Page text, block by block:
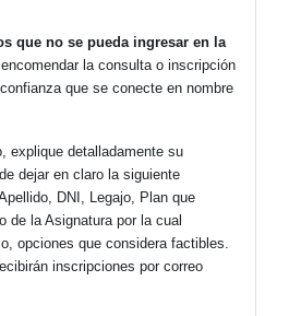
que no se pueda ingresar en la
la consulta o inscripción
que se conecte en nombre
explique detalladamente su
dejar en claro la siguiente
DNI, Legajo, Plan que
de la Asignatura por la cual
opciones que considera factibles.
inscripciones por correo